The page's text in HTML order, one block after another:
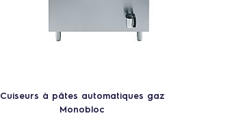
Cuiseurs à pâtes automatiques gaz
Monobloc